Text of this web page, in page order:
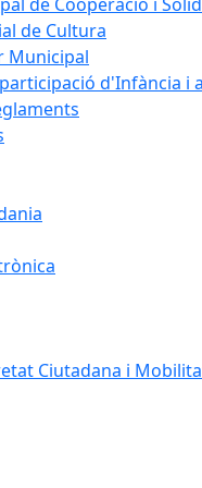
de Cultura
Municipal
participació d'Infància i
Ciutadana i